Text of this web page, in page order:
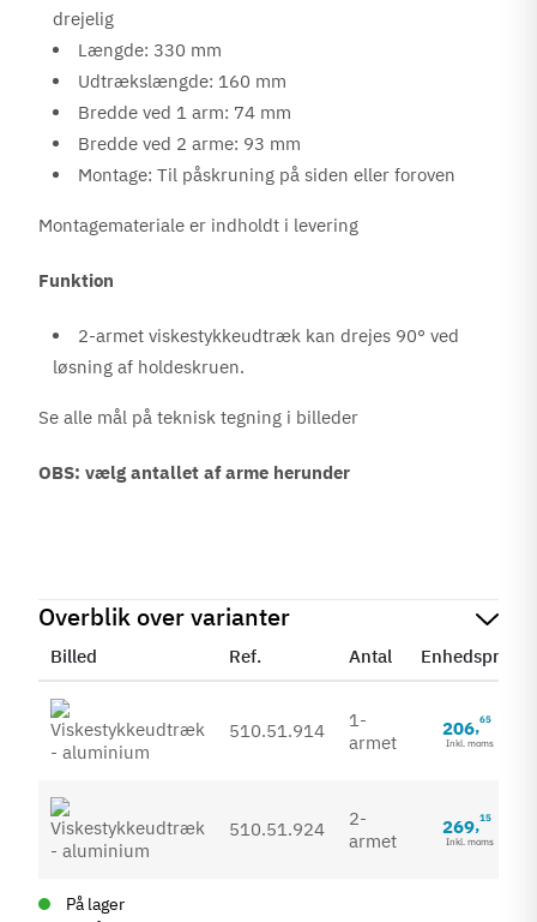
drejelig
Længde: 330 mm
Udtrækslængde: 160 mm
Bredde ved 1 arm: 74 mm
Bredde ved 2 arme: 93 mm
Montage: Til påskruning på siden eller foroven
Montagemateriale er indholdt i levering
Funktion
2-armet viskestykkeudtræk kan drejes 90° ved
løsning af holdeskruen.
Se alle mål på teknisk tegning i billeder
OBS: vælg antallet af arme herunder
Overblik over varianter
Billed Ref. Antal Enhedspris
510.51.914
1-
armet
206,65
Inkl. moms
510.51.924
2-
armet
269,15
Inkl. moms
På lager